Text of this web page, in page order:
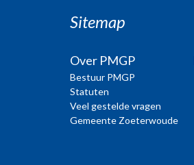
Sitemap
Over PMGP
Bestuur PMGP
Statuten
Veel gestelde vragen
Gemeente Zoeterwoude